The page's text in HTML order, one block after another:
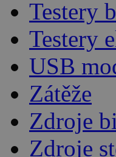
Testery
Testery
USB
Zátěže
Zdroje
Zdroje